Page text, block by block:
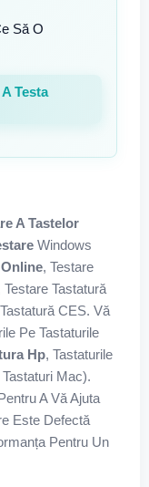
Să O
Testa
A Tastelor
Windows
, Testare
Tastatură
CES. Vă
Pe Tastaturile
Hp, Tastaturile
Mac).
A Vă Ajuta
Este Defectă
Pentru Un